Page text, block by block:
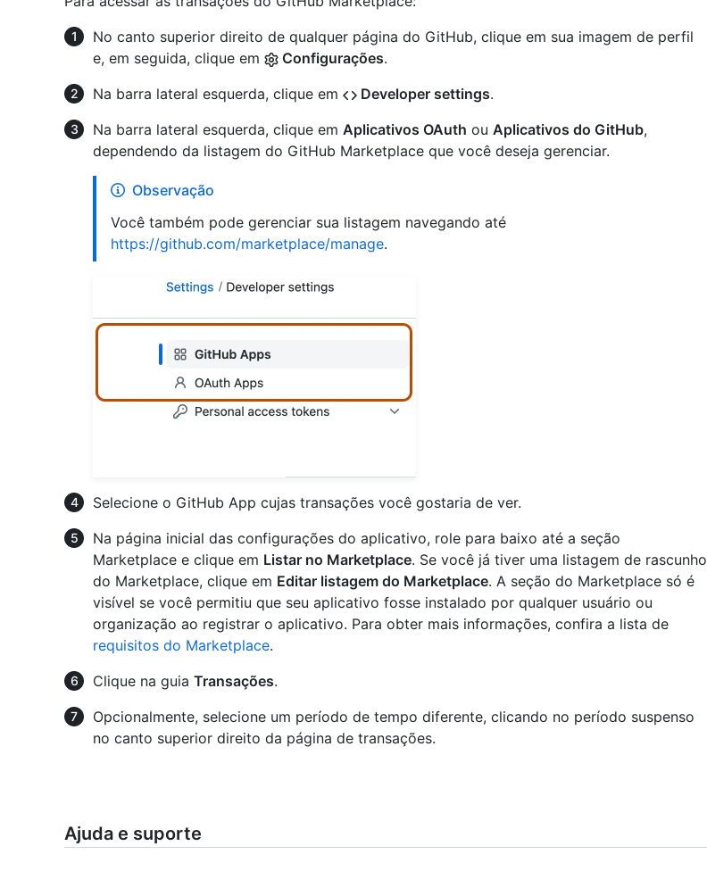
No canto superior direito de qualquer página do GitHub, clique em sua imagem de perfil
e, em seguida, clique em
Configurações.
Na barra lateral esquerda, clique em
Developer settings.
Na barra lateral esquerda, clique em Aplicativos OAuth ou Aplicativos do GitHub,
dependendo da listagem do GitHub Marketplace que você deseja gerenciar.
Observação
Você também pode gerenciar sua listagem navegando até
https://github.com/marketplace/manage.
Selecione o GitHub App cujas transações você gostaria de ver.
Na página inicial das configurações do aplicativo, role para baixo até a seção
Marketplace e clique em Listar no Marketplace. Se você já tiver uma listagem de rascunho
do Marketplace, clique em Editar listagem do Marketplace. A seção do Marketplace só é
visível se você permitiu que seu aplicativo fosse instalado por qualquer usuário ou
organização ao registrar o aplicativo. Para obter mais informações, confira a lista de
requisitos do Marketplace.
Clique na guia Transações.
Opcionalmente, selecione um período de tempo diferente, clicando no período suspenso
no canto superior direito da página de transações.
Ajuda e suporte